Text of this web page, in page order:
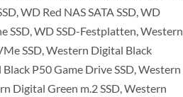
WD Red NAS SATA SSD, WD
SSD, WD SSD-Festplatten, Western
SSD, Western Digital Black
P50 Game Drive SSD, Western
Digital Green m.2 SSD, Western